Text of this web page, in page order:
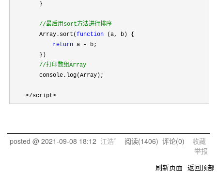
        }
//最后用sort方法进行排序
        Array.sort(
function (a, b) {
return a - b;
        })
//打印数组Array
        console.log(Array);
</script>
posted @ 2021-09-08 18:12 江浩゛ 阅读(1406) 评论(0) 收藏
举报
刷新页面 返回顶部